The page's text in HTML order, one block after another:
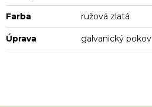
Farba ružová zlatá
Úprava galvanický pokov